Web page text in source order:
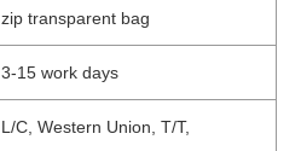
zip transparent bag
3-15 work days
L/C, Western Union, T/T,